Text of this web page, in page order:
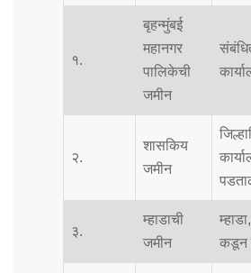
१.
बृहन्मुंबई
महानगर
पालिकेची
जमीन
२.
शासकिय
जमीन
३.
म्हाडाची
जमीन
कडून